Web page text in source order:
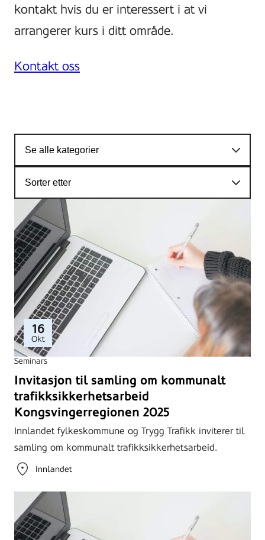
kontakt hvis du er interessert i at vi
arrangerer kurs i ditt område.
Kontakt oss
16
Okt
Seminars
Invitasjon til samling om kommunalt
trafikksikkerhetsarbeid
Kongsvingerregionen 2025
Innlandet fylkeskommune og Trygg Trafikk inviterer til
samling om kommunalt trafikksikkerhetsarbeid.
Innlandet